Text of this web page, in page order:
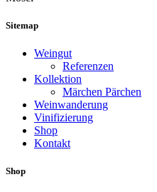
Sitemap
Weingut
Referenzen
Kollektion
Märchen Pärchen
Weinwanderung
Vinifizierung
Shop
Kontakt
Shop